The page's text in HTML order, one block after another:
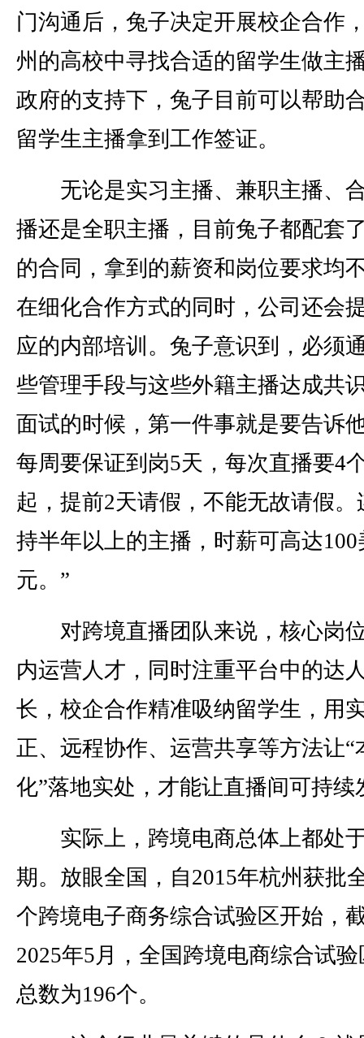
门沟通后，兔子决定开展校企合作
州的高校中寻找合适的留学生做主
政府的支持下，兔子目前可以帮助
留学生主播拿到工作签证。
无论是实习主播、兼职主播、
播还是全职主播，目前兔子都配套
的合同，拿到的薪资和岗位要求均
在细化合作方式的同时，公司还会
应的内部培训。兔子意识到，必须
些管理手段与这些外籍主播达成共
面试的时候，第一件事就是要告诉
每周要保证到岗5天，每次直播要4
起，提前2天请假，不能无故请假。
持半年以上的主播，时薪可高达100
元。”
对跨境直播团队来说，核心岗
内运营人才，同时注重平台中的达
长，校企合作精准吸纳留学生，用
正、远程协作、运营共享等方法让“
化”落地实处，才能让直播间可持续
实际上，跨境电商总体上都处
期。放眼全国，自2015年杭州获批
个跨境电子商务综合试验区开始，
2025年5月，全国跨境电商综合试
总数为196个。